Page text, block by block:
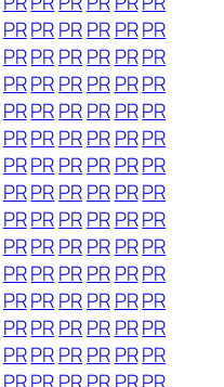
PRPRPRPR PRPR
PRPRPRPR PRPR
PRPRPRPR PRPR
PRPRPRPR PRPR
PRPRPRPR PRPR
PRPRPRPR PRPR
PRPRPRPR PRPR
PRPRPRPR PRPR
PRPRPRPR PRPR
PRPRPRPR PRPR
PRPRPRPR PRPR
PRPRPRPR PRPR
PRPRPRPR PRPR